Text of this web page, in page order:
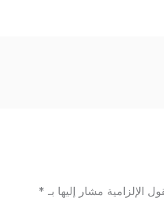
الإلزامية مشار إليها بـ *